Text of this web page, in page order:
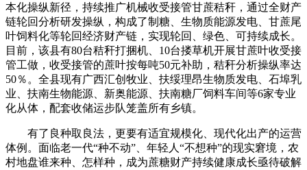
本化操纵新径，持续推广机械收受接管甘蔗秸秆，通过全财产
链轮回分析研发操纵，构成了制糖、生物质能源发电、甘蔗尾
叶饲料化等轮回经济财产链，实现轮回、绿色、可持续成长。
目前，该县有80台秸秆打捆机、10台搂草机开展甘蔗叶收受接
管工做，收受接管的蔗叶按每吨50元补助，秸秆分析操纵率达
50％。全县现有广西汇创牧业、扶绥理昂生物质发电、石埠乳
业、扶南生物能源、新奥能源、扶南糖厂饲料车间等6家专业
化从体，配套收储运步队笼盖所有乡镇。
有了良种取良法，更要有适宜规模化、现代化出产的运营
体例。面临老一代“种不动”、年轻人“不想种”的现实窘境，农
村地盘谁来种、怎样种，成为蔗糖财产持续健康成长亟待破解